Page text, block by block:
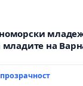
младите на